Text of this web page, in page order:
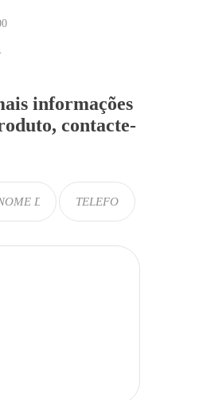
informações
contacte-